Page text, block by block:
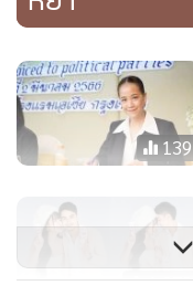
139
1,372